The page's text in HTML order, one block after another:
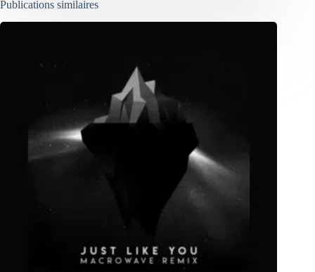
Publications similaires